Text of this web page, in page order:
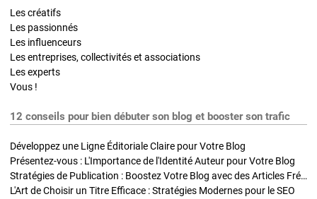
Les créatifs
Les passionnés
Les influenceurs
Les entreprises, collectivités et associations
Les experts
Vous !
12 conseils pour bien débuter son blog et booster son trafic
Développez une Ligne Éditoriale Claire pour Votre Blog
Présentez-vous : L'Importance de l'Identité Auteur pour Votre Blog
Stratégies de Publication : Boostez Votre Blog avec des Articles Fréquents et Exclusifs
L'Art de Choisir un Titre Efficace : Stratégies Modernes pour le SEO